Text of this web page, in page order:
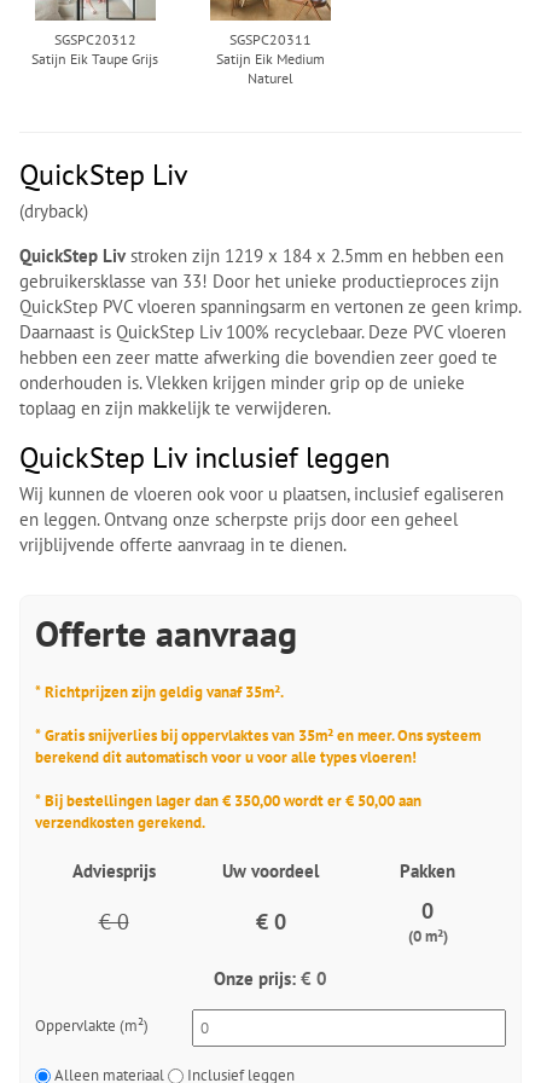
SGSPC20312
Satijn Eik Taupe Grijs
SGSPC20311
Satijn Eik Medium
Naturel
QuickStep Liv
(dryback)
QuickStep Livstroken zijn 1219 x 184 x 2.5mm en hebben een
gebruikersklasse van 33! Door het unieke productieproces zijn
QuickStep PVC vloeren spanningsarm en vertonen ze geen krimp.
Daarnaast is QuickStep Liv 100% recyclebaar. Deze PVC vloeren
hebben een zeer matte afwerking die bovendien zeer goed te
onderhouden is. Vlekken krijgen minder grip op de unieke
toplaag en zijn makkelijk te verwijderen.
QuickStep Liv inclusief leggen
Wij kunnen de vloeren ook voor u plaatsen, inclusief egaliseren
en leggen. Ontvang onze scherpste prijs door een geheel
vrijblijvende offerte aanvraag in te dienen.
Offerte aanvraag
* Richtprijzen zijn geldig vanaf 35m².
* Gratis snijverlies bij oppervlaktes van 35m² en meer. Ons systeem
berekend dit automatisch voor u voor alle types vloeren!
* Bij bestellingen lager dan € 350,00 wordt er € 50,00 aan
verzendkosten gerekend.
Adviesprijs Uw voordeel Pakken
€ 0 € 0 0
(0 m²)
Onze prijs: € 0
Oppervlakte (m²)
Alleen materiaal Inclusief leggen